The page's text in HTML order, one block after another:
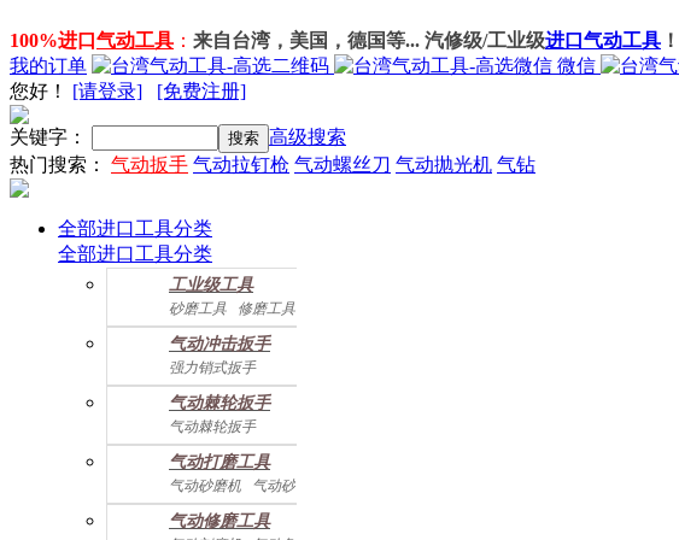
100%进口 气动工具 ： 来自台湾，美国，德国等... 汽修级/工业级进口气动工具 ！
我的订单
微信
您好 ！ [请登录] [免费注册]
关键字：
高级搜索
热门搜索： 气动扳手 气动拉钉枪 气动螺丝刀 气动抛光机 气钻
全部进口工具分类
全部进口工具分类
工业级工具
砂磨工具
修磨工具
建筑工具 气动螺丝起子
气动配件
气动冲击扳手
强力销式扳手
双鎚打式扳手
双环锤打式扳手
强力冲击扳手
迷你冲击扳手
直角式冲击扭力扳手
气动棘轮扳手
气动棘轮扳手
迷你棘轮扳手
气动打磨工具
气动砂磨机
气动砂带机
气动抛光机 胎磨/除胶机
气动修磨工具